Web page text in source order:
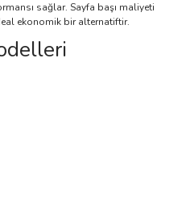
sağlar. Sayfa başı maliyeti
ekonomik bir alternatiftir.